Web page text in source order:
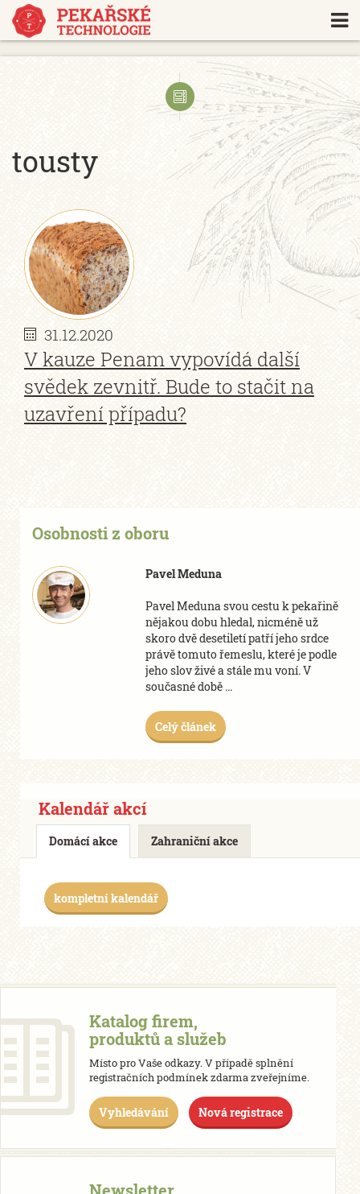
https://www.traditionrolex.com/18
tousty
31.12.2020
V kauze Penam vypovídá další
svědek zevnitř. Bude to stačit na
uzavření případu?
Osobnosti z oboru
Pavel Meduna
Pavel Meduna svou cestu k pekařině
nějakou dobu hledal, nicméně už
skoro dvě desetiletí patří jeho srdce
právě tomuto řemeslu, které je podle
jeho slov živé a stále mu voní. V
současné době ...
Celý článek
Kalendář akcí
Domácí akce Zahraniční akce
kompletní kalendář
Katalog firem,
produktů a služeb
Místo pro Vaše odkazy. V případě splnění
registračních podmínek zdarma zveřejníme.
Vyhledávání Nová registrace